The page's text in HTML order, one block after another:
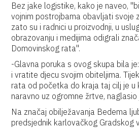
Bez jake logistike, kako je naveo,
vojnim postrojbama obavljati svoje
zato su i radnici u proizvodnji, u
obrazovanju i medijima odigrali
Domovinskog rata".
-Glavna poruka s ovog skupa bila
i vratite djecu svojim obiteljima.
rata od početka do kraja taj cilj je u
naravno uz ogromne žrtve,
Na značaj obilježavanja Bedema
predsjednik karlovačkog Gradskog